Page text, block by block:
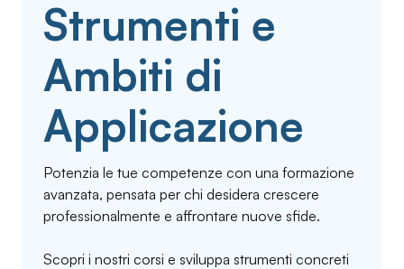
Strumenti e
Ambiti di
Applicazione
Potenzia le tue competenze con una formazione
avanzata, pensata per chi desidera crescere
professionalmente e affrontare nuove sfide.
Scopri i nostri corsi e sviluppa strumenti concreti